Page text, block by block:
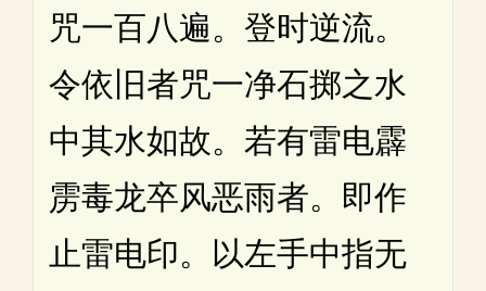
咒一百八遍。登时逆流。
令依旧者咒一净石掷之水
中其水如故。若有雷电霹
雳毒龙卒风恶雨者。即作
止雷电印。以左手中指无